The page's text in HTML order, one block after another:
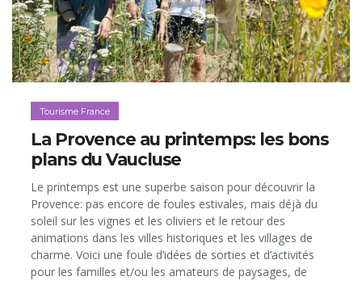
Tourisme France
La Provence au printemps: les bons
plans du Vaucluse
Le printemps est une superbe saison pour découvrir la
Provence: pas encore de foules estivales, mais déjà du
soleil sur les vignes et les oliviers et le retour des
animations dans les villes historiques et les villages de
charme. Voici une foule d’idées de sorties et d’activités
pour les familles et/ou les amateurs de paysages, de